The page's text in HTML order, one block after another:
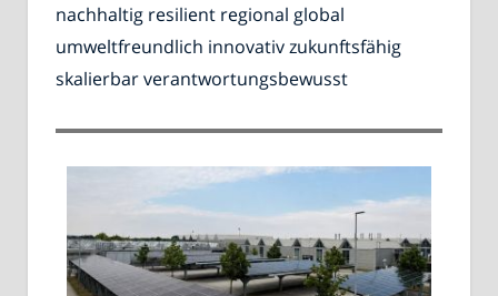
nachhaltig resilient regional global
umweltfreundlich innovativ zukunftsfähig
skalierbar verantwortungsbewusst